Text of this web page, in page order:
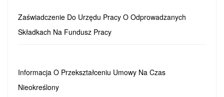
Zaświadczenie Do Urzędu Pracy O Odprowadzanych
Składkach Na Fundusz Pracy
Informacja O Przekształceniu Umowy Na Czas
Nieokreślony